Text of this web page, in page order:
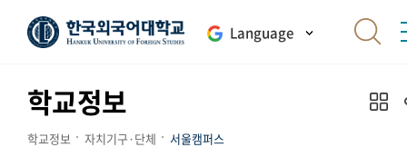
Language
학교정보
학교정보 자치기구·단체 서울캠퍼스